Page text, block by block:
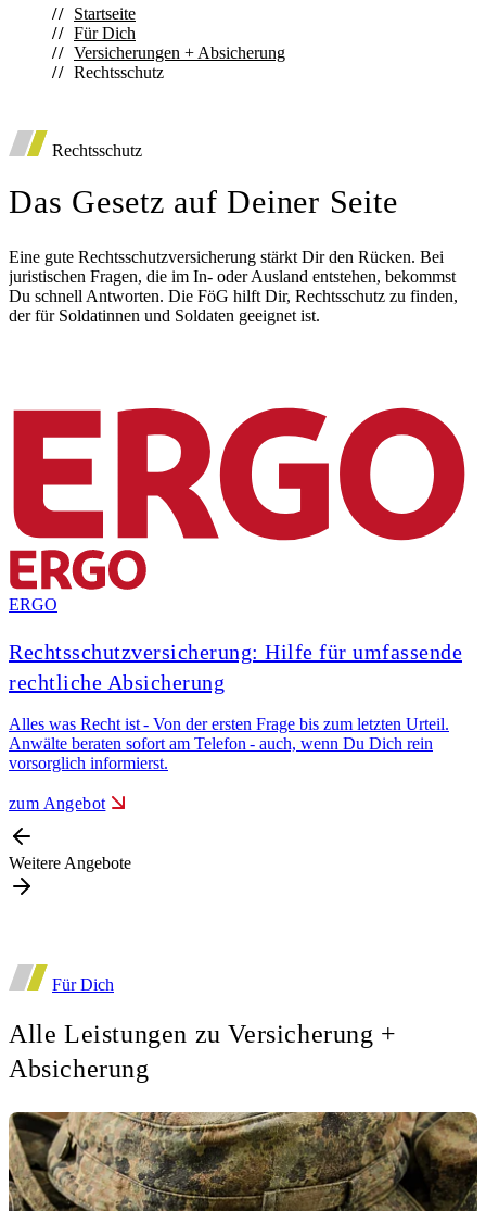
Schließen
Häufige Suchanfragen
Diensthaftpflichtversicherung
Startseite
Für Dich
Versicherungen + Absicherung
Rechtsschutz
Rechtsschutz
Das Gesetz auf Deiner Seite
Eine gute Rechtsschutzversicherung stärkt Dir den Rücken. Bei
juristischen Fragen, die im In- oder Ausland entstehen, bekommst
Du schnell Antworten. Die FöG hilft Dir, Rechtsschutz zu finden,
der für Soldatinnen und Soldaten geeignet ist.
ERGO
Rechtsschutzversicherung: Hilfe für umfassende
rechtliche Absicherung
Alles was Recht ist - Von der ersten Frage bis zum letzten Urteil.
Anwälte beraten sofort am Telefon - auch, wenn Du Dich rein
vorsorglich informierst.
zum Angebot
Weitere Angebote
Für Dich
Alle Leistungen zu Versicherung +
Absicherung